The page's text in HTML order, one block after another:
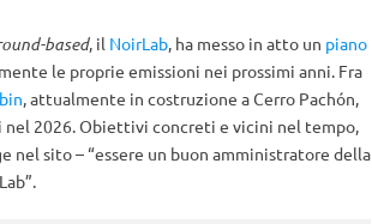
based, il NoirLab, ha messo in atto un piano
le proprie emissioni nei prossimi anni. Fra
, attualmente in costruzione a Cerro Pachón,
nel 2026. Obiettivi concreti e vicini nel tempo,
nel sito – “essere un buon amministratore della